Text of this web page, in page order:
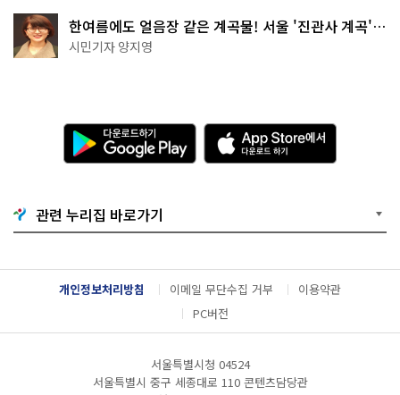
한여름에도 얼음장 같은 계곡물! 서울 '진관사 계곡'이
천국이네~
시민기자 양지영
다
운
로
기
G
o
g
l
e
A
p
p
e
서
다
운
관련 누리집 바로가기
개인정보처리방침 이메일 무단수집 거부
이용약관
PC버전
서울특별시청 04524
서울특별시 중구 세종대로 110 콘텐츠담당관